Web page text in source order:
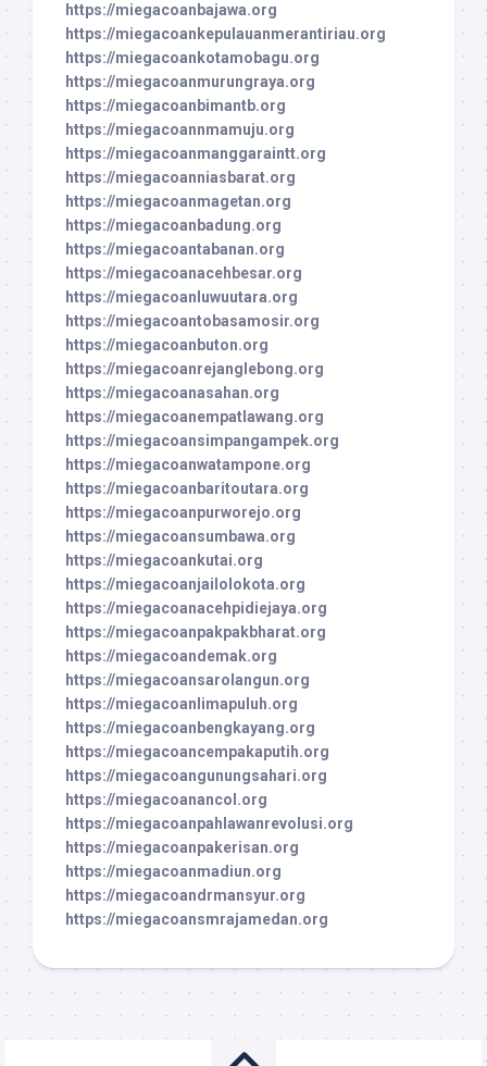
https://miegacoanbajawa.org
https://miegacoankepulauanmerantiriau.org
https://miegacoankotamobagu.org
https://miegacoanmurungraya.org
https://miegacoanbimantb.org
https://miegacoannmamuju.org
https://miegacoanmanggaraintt.org
https://miegacoanniasbarat.org
https://miegacoanmagetan.org
https://miegacoanbadung.org
https://miegacoantabanan.org
https://miegacoanacehbesar.org
https://miegacoanluwuutara.org
https://miegacoantobasamosir.org
https://miegacoanbuton.org
https://miegacoanrejanglebong.org
https://miegacoanasahan.org
https://miegacoanempatlawang.org
https://miegacoansimpangampek.org
https://miegacoanwatampone.org
https://miegacoanbaritoutara.org
https://miegacoanpurworejo.org
https://miegacoansumbawa.org
https://miegacoankutai.org
https://miegacoanjailolokota.org
https://miegacoanacehpidiejaya.org
https://miegacoanpakpakbharat.org
https://miegacoandemak.org
https://miegacoansarolangun.org
https://miegacoanlimapuluh.org
https://miegacoanbengkayang.org
https://miegacoancempakaputih.org
https://miegacoangunungsahari.org
https://miegacoanancol.org
https://miegacoanpahlawanrevolusi.org
https://miegacoanpakerisan.org
https://miegacoanmadiun.org
https://miegacoandrmansyur.org
https://miegacoansmrajamedan.org